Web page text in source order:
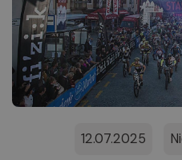
12.07.2025